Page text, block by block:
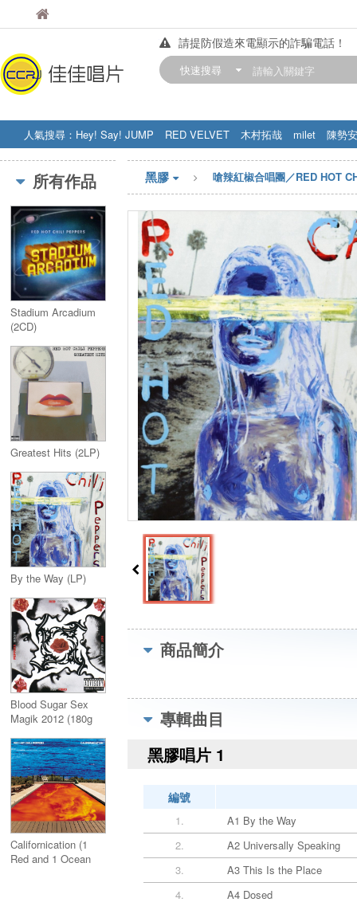
佳佳唱片
請提防假造來電顯示的詐騙電話！
【中華門市營業時間調整公告】
快速搜尋
人氣搜尋： Hey! Say! JUMP RED VELVET 木村拓哉 milet
陳勢安
STRAY KIDS
盧廣仲 周杰伦
所有作品
Stadium Arcadium
(2CD)
Greatest Hits (2LP)
By the Way (LP)
Blood Sugar Sex
Magik 2012 (180g
Californication (1
Red and 1 Ocean
黑膠 嗆辣紅椒合唱團／RED HOT
商品簡介
專輯曲目
黑膠唱片 1
編號
1.
A1 By the Way
2.
A2 Universally Speaking
3.
A3 This Is the Place
4.
A4 Dosed